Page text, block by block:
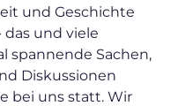
und Geschichte
und viele
spannende Sachen,
Diskussionen
bei uns statt. Wir